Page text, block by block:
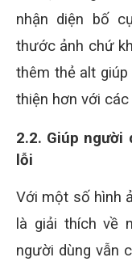
nhận diện bố
thước ảnh chứ
thêm thẻ alt
thiện hơn với
2.2. Giúp người
lỗi
Với một số hình
là giải thích về
người dùng vẫn